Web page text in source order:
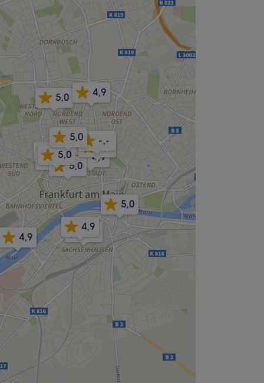
5,0
4,9
5,0
4,8
4,8
4,9
5,0
5,0
4,9
4,9
5,0
-,-
5,0
4,9